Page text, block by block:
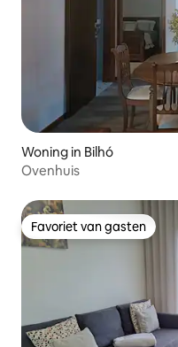
Woning in Bilhó
Ovenhuis
Favoriet van gasten
Favoriet van gasten